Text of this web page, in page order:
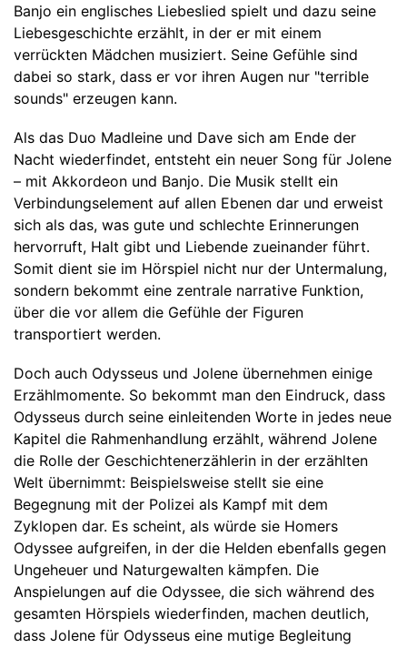
Banjo ein englisches Liebeslied spielt und dazu seine
Liebesgeschichte erzählt, in der er mit einem
verrückten Mädchen musiziert. Seine Gefühle sind
dabei so stark, dass er vor ihren Augen nur "terrible
sounds" erzeugen kann.
Als das Duo Madleine und Dave sich am Ende der
Nacht wiederfindet, entsteht ein neuer Song für Jolene
– mit Akkordeon und Banjo. Die Musik stellt ein
Verbindungselement auf allen Ebenen dar und erweist
sich als das, was gute und schlechte Erinnerungen
hervorruft, Halt gibt und Liebende zueinander führt.
Somit dient sie im Hörspiel nicht nur der Untermalung,
sondern bekommt eine zentrale narrative Funktion,
über die vor allem die Gefühle der Figuren
transportiert werden.
Doch auch Odysseus und Jolene übernehmen einige
Erzählmomente. So bekommt man den Eindruck, dass
Odysseus durch seine einleitenden Worte in jedes neue
Kapitel die Rahmenhandlung erzählt, während Jolene
die Rolle der Geschichtenerzählerin in der erzählten
Welt übernimmt: Beispielsweise stellt sie eine
Begegnung mit der Polizei als Kampf mit dem
Zyklopen dar. Es scheint, als würde sie Homers
Odyssee aufgreifen, in der die Helden ebenfalls gegen
Ungeheuer und Naturgewalten kämpfen. Die
Anspielungen auf die Odyssee, die sich während des
gesamten Hörspiels wiederfinden, machen deutlich,
dass Jolene für Odysseus eine mutige Begleitung